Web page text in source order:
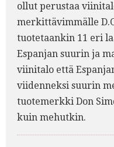
ollut perustaa
merkittävimmälle
tuotetaankin 11 eri
Espanjan suurin ja
viinitalo että
viidenneksi suurin
tuotemerkki Don
kuin mehutkin.